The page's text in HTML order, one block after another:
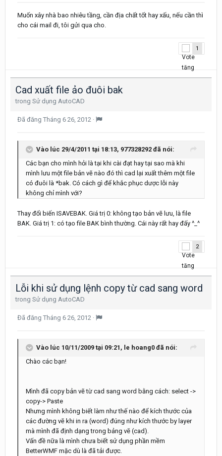
Muốn xây nhà bao nhiêu tầng, cần địa chất tốt hay xấu, nếu cần thì
cho cái mail đi, tôi gửi qua cho.
1
Cad xuất file ảo đuôi bak
trong Sử dụng AutoCAD
Đã đăng Tháng 6 26, 2012 ·
Vào lúc 29/4/2011 tại 18:13, 977328292 đã nói:
Các bạn cho mình hỏi là tại khi cài đạt hay tại sao mà khi
mình lưu một file bản vẽ nào đó thì cad lại xuất thêm một file
có đuôi là *bak. Có cách gì để khắc phục dược lỗi này
không chỉ mình với?
Thay đổi biến ISAVEBAK. Giá trị 0: không tạo bản vẽ lưu, là file
BAK. Giá trị 1: có tạo file BAK bình thường. Cái này rất hay đấy ^_^
2
Lỗi khi sử dụng lệnh copy từ cad sang word
trong Sử dụng AutoCAD
Đã đăng Tháng 6 26, 2012 ·
Vào lúc 10/11/2009 tại 09:21, le hoang0 đã nói:
Chào các bạn!
Mình đã copy bản vẽ từ cad sang word bằng cách: select ->
copy-> Paste
Nhưng mình không biết làm như thế nào để kích thước của
các đường vẽ khi in ra (word) đúng như kích thước by layer
mà mình đã định dạng trong bảng vẽ (cad).
Vấn đề nữa là mình chưa biết sử dụng phần mềm
BetterWMF mặc dù là đã tải được.